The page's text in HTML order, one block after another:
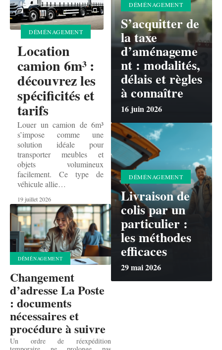
DÉMÉNAGEMENT
Location
camion 6m³ :
découvrez les
spécificités et
tarifs
Louer un camion de 6m³
s’impose comme une
solution idéale pour
transporter meubles et
objets volumineux
facilement. Ce type de
véhicule allie…
19 juillet 2026
DÉMÉNAGEMENT
Changement
d’adresse La Poste
: documents
nécessaires et
procédure à suivre
Un ordre de réexpédition
DÉMÉNAGEMENT
S’acquitter de
la taxe
d’aménageme
nt : modalités,
délais et règles
à connaître
16 juin 2026
DÉMÉNAGEMENT
Livraison de
colis par un
particulier :
les méthodes
efficaces
29 mai 2026